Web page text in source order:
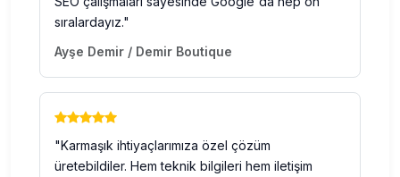
sıralardayız."
Ayşe Demir / Demir Boutique
"Karmaşık ihtiyaçlarımıza özel çözüm
üretebildiler. Hem teknik bilgileri hem iletişim